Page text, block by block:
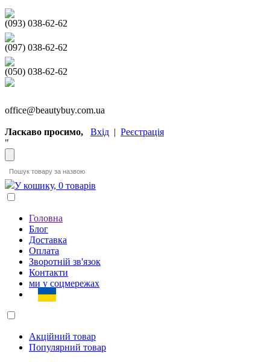
(093) 038-62-62
(097) 038-62-62
(050) 038-62-62
office@beautybuy.com.ua
Ласкаво просимо, Вхід | Реєстрація
"
У кошику, 0 товарів
Головна
Блог
Доставка
Оплата
Зворотній зв'язок
Контакти
ми у соцмережах
Акційний товар
Популярний товар